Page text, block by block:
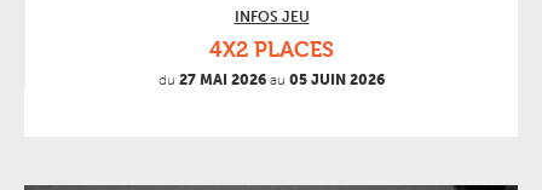
INFOS JEU
4X2 PLACES
du 27 MAI 2026 au 05 JUIN 2026